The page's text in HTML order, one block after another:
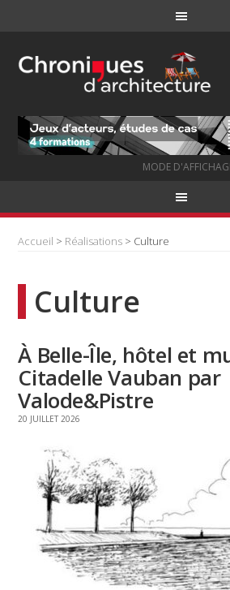
MODE
Accueil > Réalisations > Culture
Culture
À Belle-Île, hôtel et
Citadelle Vauban par
Valode&Pistre
20 JUILLET 2026